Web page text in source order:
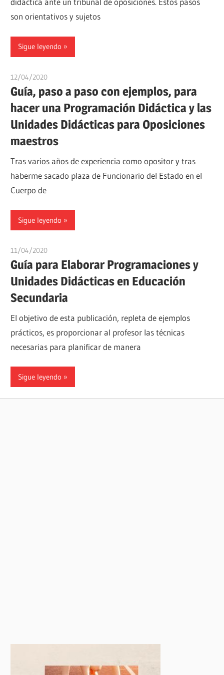
son orientativos y sujetos
Sigue leyendo
12/04/2020
Guía, paso a paso con ejemplos, para
hacer una Programación Didáctica y las
Unidades Didácticas para Oposiciones
maestros
Tras varios años de experiencia como opositor y tras
haberme sacado plaza de Funcionario del Estado en el
Cuerpo de
Sigue leyendo
11/04/2020
Guía para Elaborar Programaciones y
Unidades Didácticas en Educación
Secundaria
El objetivo de esta publicación, repleta de ejemplos
prácticos, es proporcionar al profesor las técnicas
necesarias para planificar de manera
Sigue leyendo